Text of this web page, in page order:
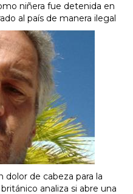
niñera fue detenida en
al país de manera ilegal
dolor de cabeza para la
analiza si abre una